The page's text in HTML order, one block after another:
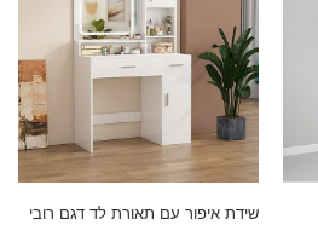
שידת איפור עם תאורת לד דגם רובי